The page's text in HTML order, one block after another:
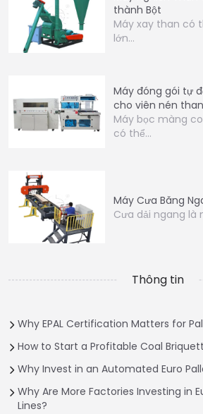
thành Bột
Máy xay than có
lớn…
Máy đóng gói tự
cho viên nén than
Máy bọc màng
có thể…
Máy Cưa Băng
Cưa dải ngang là
Thông tin
Why EPAL Certification Matters for
How to Start a Profitable Coal
Why Invest in an Automated Euro
Why Are More Factories Investing in
Lines?